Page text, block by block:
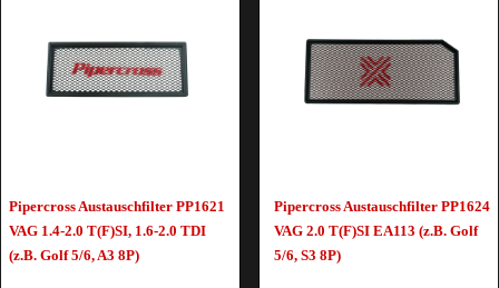
Pipercross Austauschfilter PP1621
VAG 1.4-2.0 T(F)SI, 1.6-2.0 TDI
(z.B. Golf 5/6, A3 8P)
Pipercross Austauschfilter PP1624
VAG 2.0 T(F)SI EA113 (z.B. Golf
5/6, S3 8P)